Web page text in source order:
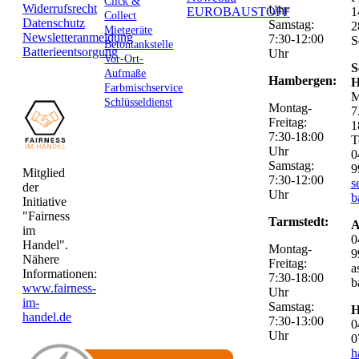
Widerrufsrecht
Datenschutz
Newsletteranmeldung
Batterieentsorgung
Mitglied
der
Initiative
"Fairness
im
Handel".
Nähere
Informationen:
www.fairness-
im-
handel.de
Collect
Mietgeräte
Betontankstelle
Vor-Ort-
Aufmaße
Farbmischservice
Schlüsseldienst
EUROBAUSTOFF
Uhr
Samstag:
7:30-12:00
Uhr
Hambergen:
Montag-
Freitag:
7:30-18:00
Uhr
Samstag:
7:30-12:00
Uhr
Tarmstedt:
Montag-
Freitag:
7:30-18:00
Uhr
Samstag:
7:30-13:00
Uhr